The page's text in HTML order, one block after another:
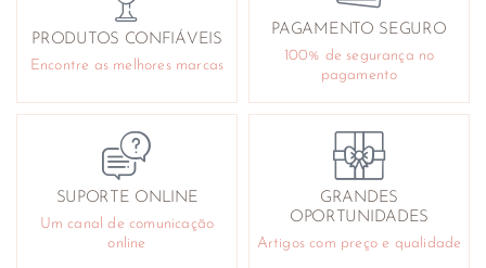
PRODUTOS CONFIÁVEIS
Encontre as melhores marcas
PAGAMENTO SEGURO
100% de segurança no
pagamento
SUPORTE ONLINE
Um canal de comunicação
online
GRANDES
OPORTUNIDADES
Artigos com preço e qualidade